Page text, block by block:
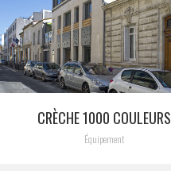
CRÈCHE 1000 COULEURS
Équipement